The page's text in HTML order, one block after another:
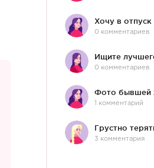
Хочу в отпуск
0 комментариев
Ищите
0 комментариев
Фото бывшей
1 комментарий
Грустно
3 комментария